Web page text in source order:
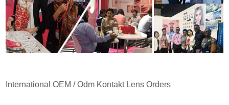
International OEM / Odm Kontakt Lens Orders